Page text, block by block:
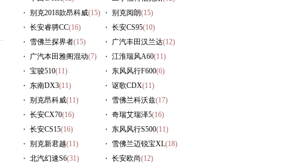
别克2018款昂科威(15) 别克阅朗(15)
长安睿骋CC(16) 长安CS95(10)
雪佛兰探界者(15) 广汽丰田汉兰达(12)
广汽本田雅阁混动(7) 江淮瑞风A60(11)
宝骏510(11) 东风风行F600(6)
东南DX3(11) 讴歌CDX(11)
别克昂科威(11) 雪佛兰科沃兹(17)
长安CX70(16) 奇瑞艾瑞泽5(16)
长安CS15(16) 东风风行S500(11)
别克新君越(11) 雪佛兰迈锐宝XL(18)
北汽幻速S6(31) 长安欧尚(12)